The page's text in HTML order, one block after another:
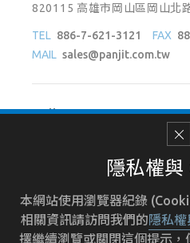
隱私權
本網站使用瀏覽器紀錄
相關資訊請訪問我們的隱私
擇繼續瀏覽或關閉這個提示
820115 高雄市岡山區岡山北
TEL 886-7-621-3121 FAX
MAIL sales@panjit.com.tw
Follow Us On
使用條款 招募人才 人